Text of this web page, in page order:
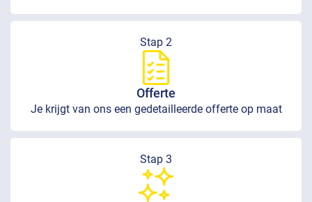
Stap 2
Offerte
Je krijgt van ons een gedetailleerde offerte op maat
Stap 3